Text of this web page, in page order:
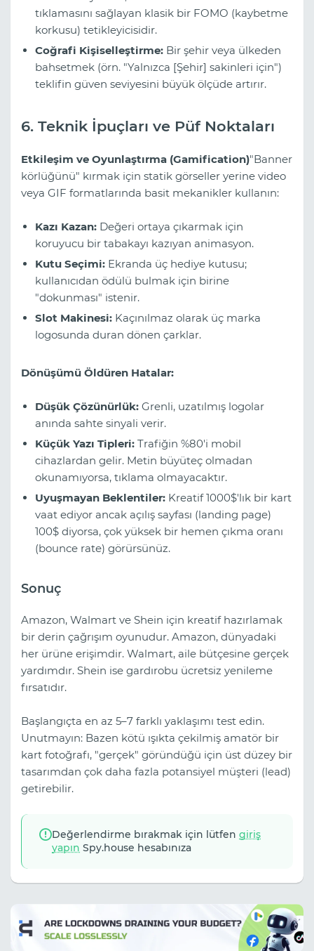
tıklamasını sağlayan klasik bir FOMO (kaybetme
korkusu) tetikleyicisidir.
Coğrafi Kişiselleştirme: Bir şehir veya ülkeden
bahsetmek (örn. "Yalnızca [Şehir] sakinleri için")
teklifin güven seviyesini büyük ölçüde artırır.
6. Teknik İpuçları ve Püf Noktaları
Etkileşim ve Oyunlaştırma (Gamification)"Banner
körlüğünü" kırmak için statik görseller yerine video
veya GIF formatlarında basit mekanikler kullanın:
Kazı Kazan: Değeri ortaya çıkarmak için
koruyucu bir tabakayı kazıyan animasyon.
Kutu Seçimi: Ekranda üç hediye kutusu;
kullanıcıdan ödülü bulmak için birine
"dokunması" istenir.
Slot Makinesi: Kaçınılmaz olarak üç marka
logosunda duran dönen çarklar.
Dönüşümü Öldüren Hatalar:
Düşük Çözünürlük: Grenli, uzatılmış logolar
anında sahte sinyali verir.
Küçük Yazı Tipleri: Trafiğin %80'i mobil
cihazlardan gelir. Metin büyüteç olmadan
okunamıyorsa, tıklama olmayacaktır.
Uyuşmayan Beklentiler: Kreatif 1000$'lık bir kart
vaat ediyor ancak açılış sayfası (landing page)
100$ diyorsa, çok yüksek bir hemen çıkma oranı
(bounce rate) görürsünüz.
Sonuç
Amazon, Walmart ve Shein için kreatif hazırlamak
bir derin çağrışım oyunudur. Amazon, dünyadaki
her ürüne erişimdir. Walmart, aile bütçesine gerçek
yardımdır. Shein ise gardırobu ücretsiz yenileme
fırsatıdır.
Başlangıçta en az 5–7 farklı yaklaşımı test edin.
Unutmayın: Bazen kötü ışıkta çekilmiş amatör bir
kart fotoğrafı, "gerçek" göründüğü için üst düzey bir
tasarımdan çok daha fazla potansiyel müşteri (lead)
getirebilir.
Değerlendirme bırakmak için lütfen giriş
yapın Spy.house hesabınıza